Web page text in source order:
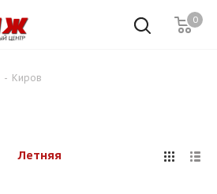
0
- Киров
Летняя